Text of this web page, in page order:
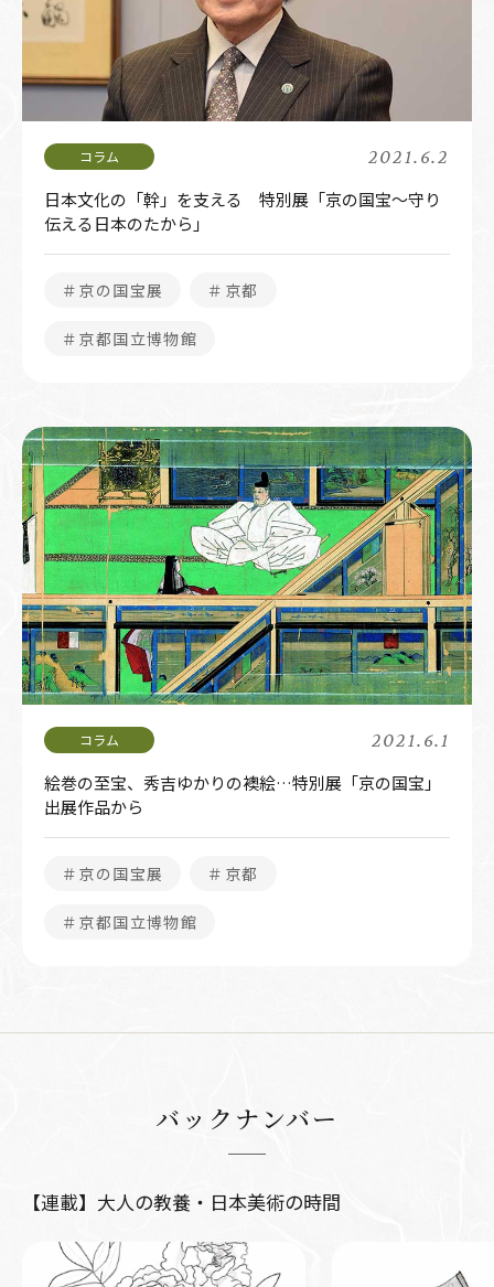
2021.6.2
日本文化の「幹」を支える 特別展「京の国宝～守り
伝える日本のたから」
＃京の国宝展 ＃京都
＃京都国立博物館
2021.6.1
絵巻の至宝、秀吉ゆかりの襖絵…特別展「京の国宝」
出展作品から
＃京の国宝展 ＃京都
＃京都国立博物館
バックナンバー
【連載】大人の教養・日本美術の時間